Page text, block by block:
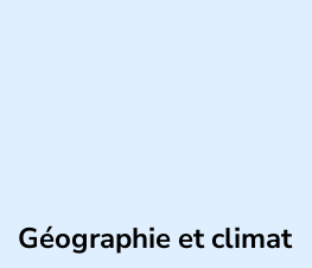
Géographie et climat